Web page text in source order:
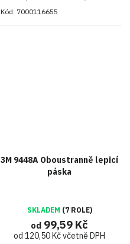
transferová páska 3M 950
Kód: 7000116655
3M 9448A Oboustranně lepicí
páska
SKLADEM (7 ROLE)
od 120,50 Kč včetně DPH
od 99,59 Kč